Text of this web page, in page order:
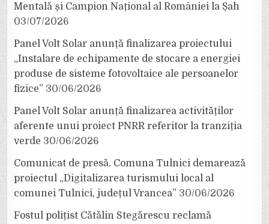
Mentală și Campion Național al României la Șah
03/07/2026
Panel Volt Solar anunță finalizarea proiectului
„Instalare de echipamente de stocare a energiei
produse de sisteme fotovoltaice ale persoanelor
fizice” 30/06/2026
Panel Volt Solar anunță finalizarea activităților
aferente unui proiect PNRR referitor la tranziția
verde 30/06/2026
Comunicat de presă. Comuna Tulnici demarează
proiectul „Digitalizarea turismului local al
comunei Tulnici, județul Vrancea” 30/06/2026
Fostul polițist Cătălin Stegărescu reclamă